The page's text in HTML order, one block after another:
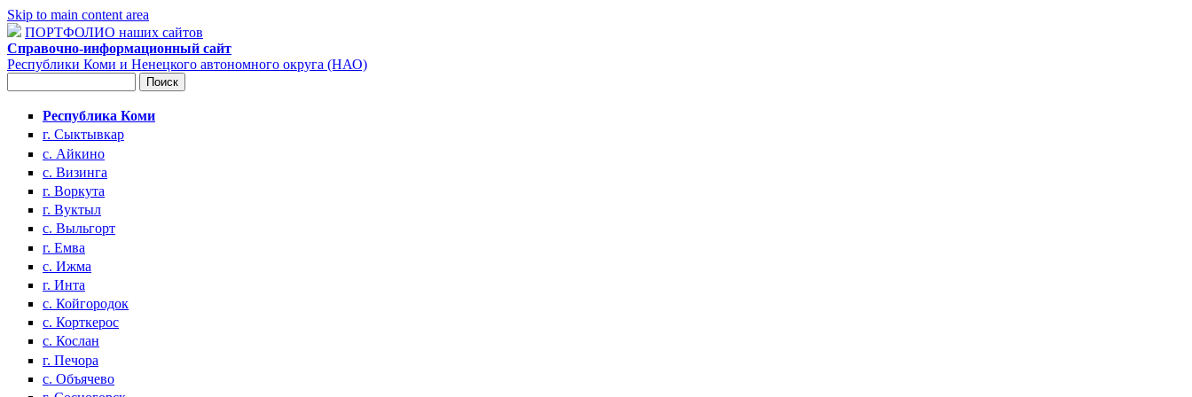
Skip to main content area
ПОРТФОЛИО наших сайтов
Справочно-информационный сайт
Республики Коми и Ненецкого автономного округа (НАО)
Республика Коми
г. Сыктывкар
с. Айкино
с. Визинга
г. Воркута
г. Вуктыл
с. Выльгорт
г. Емва
с. Ижма
г. Инта
с. Койгородок
с. Корткерос
с. Кослан
г. Печора
с. Объячево